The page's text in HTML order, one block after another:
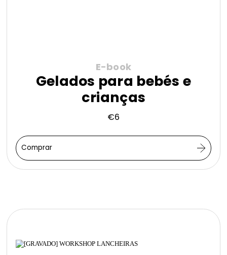
E-book
Gelados para bebés e
crianças
€6
Comprar